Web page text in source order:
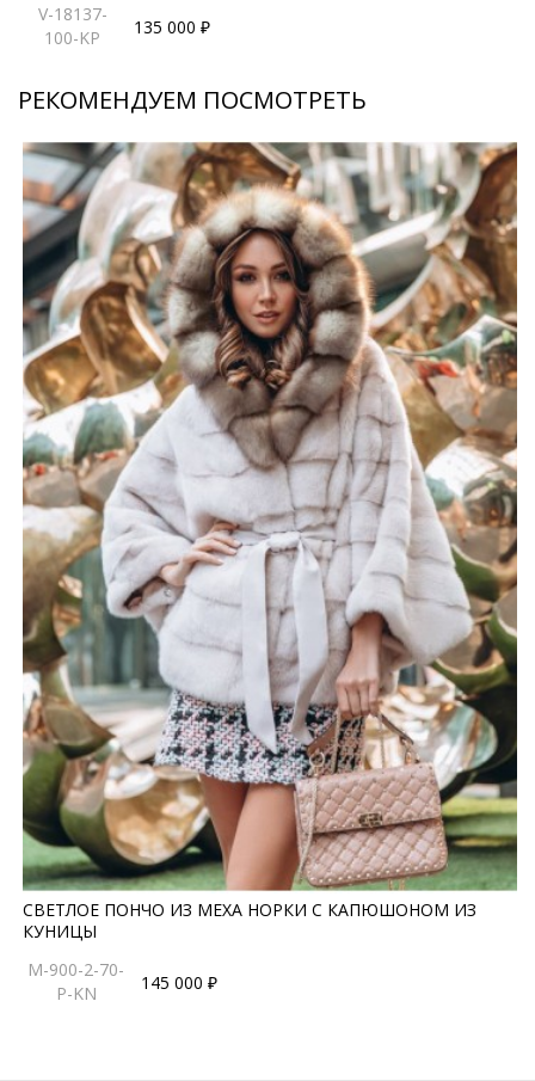
V-18137-
100-KP
135 000 ₽
РЕКОМЕНДУЕМ ПОСМОТРЕТЬ
СВЕТЛОЕ ПОНЧО ИЗ МЕХА НОРКИ С КАПЮШОНОМ ИЗ
КУНИЦЫ
M-900-2-70-
P-KN
145 000 ₽